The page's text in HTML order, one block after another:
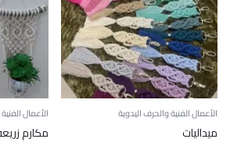
الأعمال الفنية والحرف اليدوية
ميداليات
الأعمال
مكارم